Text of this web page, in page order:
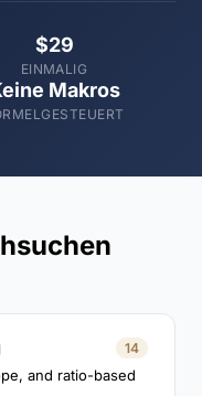
$29
EINMALIG
Makros
14
and ratio-based